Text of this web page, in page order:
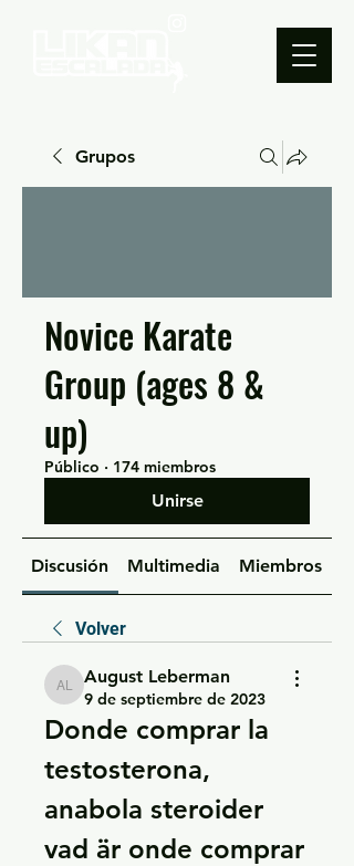
Grupos
Novice Karate
Group (ages 8 &
up)
Público · 174 miembros
Unirse
Discusión Multimedia Miembros
Volver
August Leberman
August Leberman
9 de septiembre de 2023
Donde comprar la
testosterona,
anabola steroider
vad är onde comprar